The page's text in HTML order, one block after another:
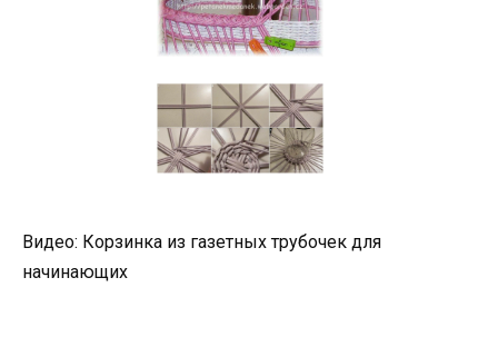
Видео: Корзинка из газетных трубочек для
начинающих